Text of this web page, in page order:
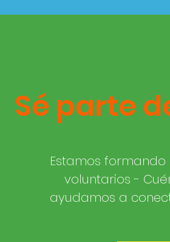
Sé parte
Estamos
voluntarios -
ayudamos a